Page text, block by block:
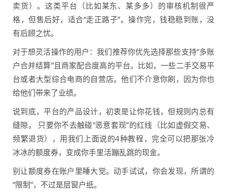
卖货）。这类平台（比如某东、某多多）的审核机制很严
格，但售后好，适合“走正路子”。操作完，钱稳稳到账，没
有后顾之忧。
对于想灵活操作的用户：我们推荐你优先选择那些支持“多账
户合并结算”且商家配合度高的平台。比如，一些二手交易平
台或者大型综合电商的自营店。他们不介意你刷，因为你也
给他们带来了业绩。
说到底，平台的产品设计，初衷是让你花钱，但规则内总有
缝隙。 只要你不去触碰“恶意套现”的红线（比如虚假交易、
频繁退货），用我们上面说的4种教程，完全可以把那张冷
冰冰的额度券，变成你手里活蹦乱跳的现金。
别让额度券在账户里睡大觉。动手试试，你会发现，所谓的
“限制”，不过是层窗户纸。